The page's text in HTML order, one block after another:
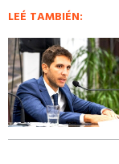
LEÉ TAMBIÉN: